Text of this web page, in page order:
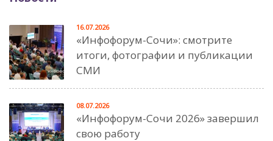
«Инфофорум-Сочи»: смотрите
итоги, фотографии и публикации
СМИ
16.07.2026
«Инфофорум-Сочи 2026» завершил
свою работу
08.07.2026